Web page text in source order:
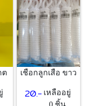
ต เชือกลูกเสือ ขาว
20.- เหลืออยู่
0 ชิ้น